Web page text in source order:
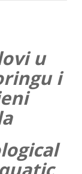
u
i